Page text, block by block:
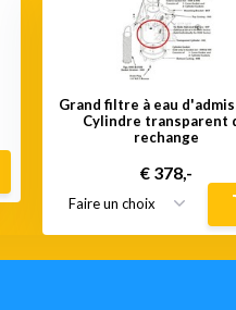
Grand filtre à eau
Cylindre transparent
rechange
€ 378,-